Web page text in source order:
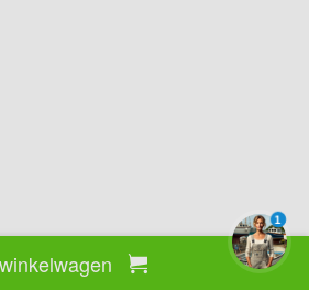
2026 Polyestershoppen bv
1